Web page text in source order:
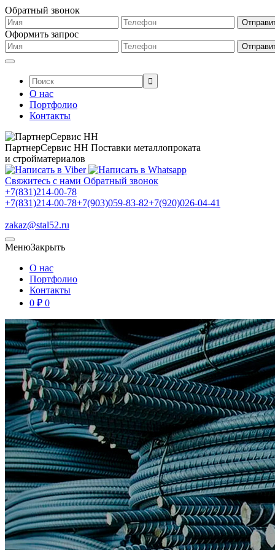
Обратный звонок
Оформить запрос
Поиск:
О нас
Портфолио
Контакты
ПартнерСервис НН Поставки металлопроката
и стройматериалов
Свяжитесь с нами Обратный звонок
+7(831)214-00-78
+7(831)214-00-78+7(903)059-83-82+7(920)026-04-41
zakaz@stal52.ru
МенюЗакрыть
О нас
Портфолио
Контакты
0 ₽ 0